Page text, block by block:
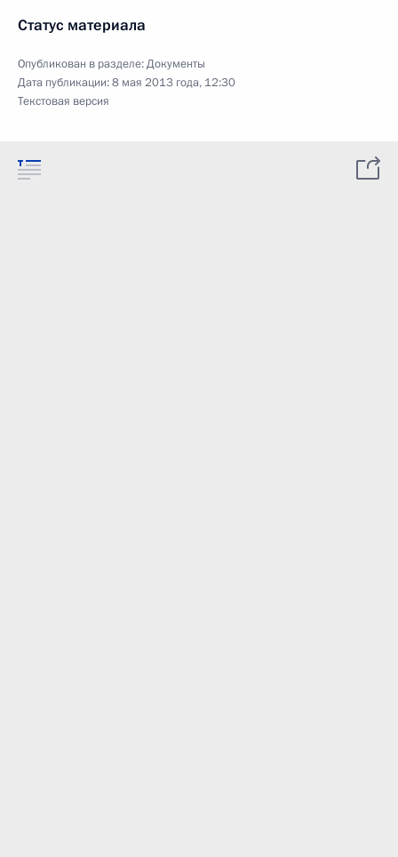
Статус материала
Опубликован в разделе:Документы
Дата публикации:8 мая 2013 года, 12:30
Текстовая версия